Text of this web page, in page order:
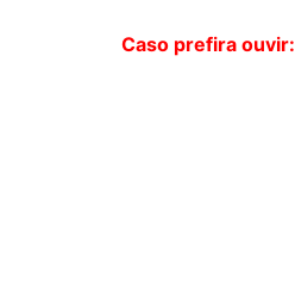
Caso prefira ouvir: